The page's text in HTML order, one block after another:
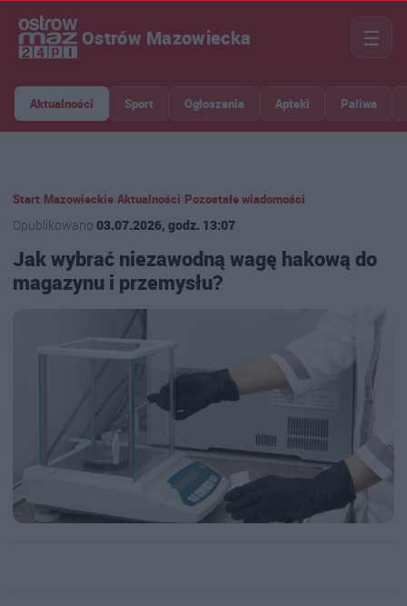
Ostrów Mazowiecka ☰
Aktualności Sport Ogłoszenia Apteki Paliwa
Start Mazowieckie Aktualności Pozostałe wiadomości
Opublikowano 03.07.2026, godz. 13:07
Jak wybrać niezawodną wagę hakową do
magazynu i przemysłu?